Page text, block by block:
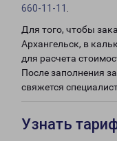
660-11-11
Для того, чтобы
Архангельск, в
для расчета
После заполнения
свяжется
Узнать